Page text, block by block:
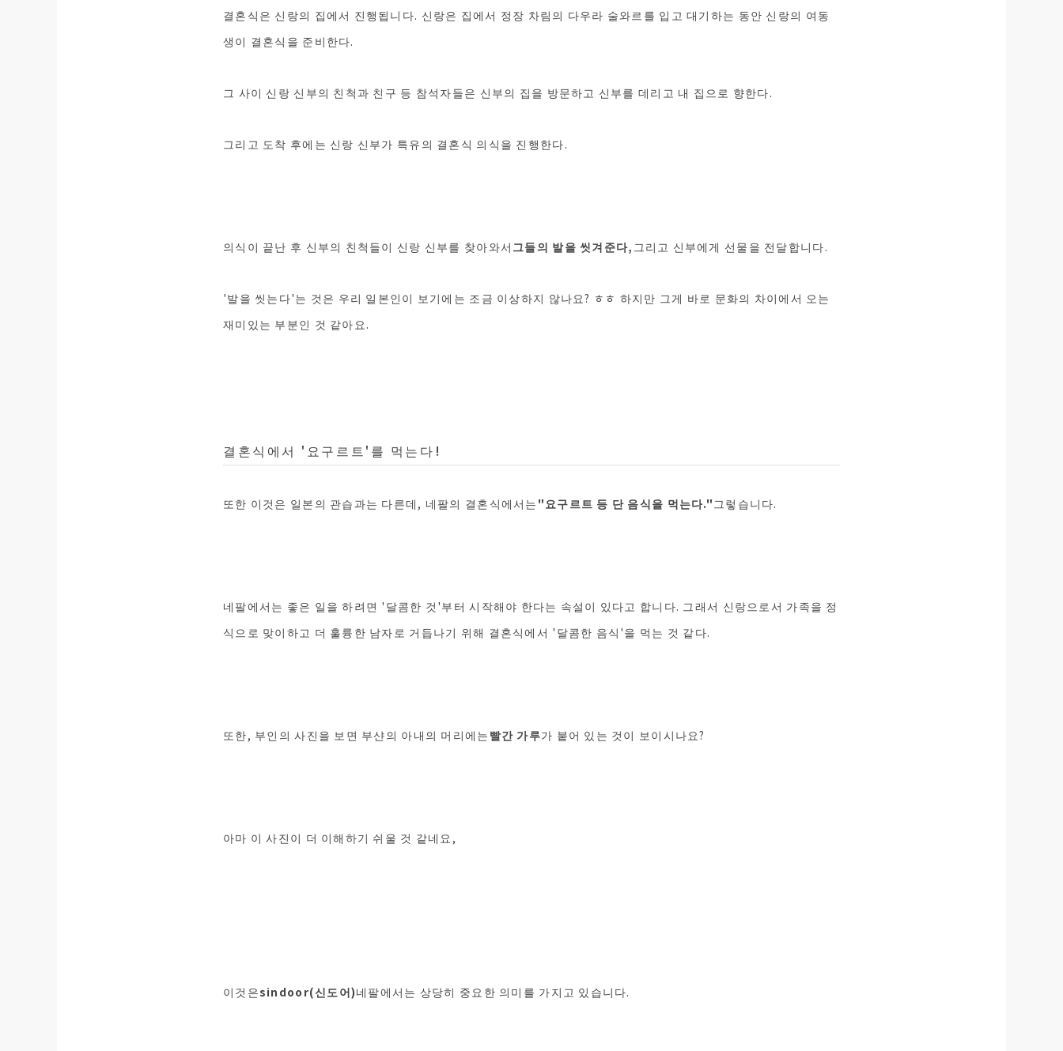
결혼식은 신랑의 집에서 진행됩니다. 신랑은 집에서 정장 차림의 다우라 술와르를 입고 대기하는 동안 신랑의 여동
생이 결혼식을 준비한다.
그 사이 신랑 신부의 친척과 친구 등 참석자들은 신부의 집을 방문하고 신부를 데리고 내 집으로 향한다.
그리고 도착 후에는 신랑 신부가 특유의 결혼식 의식을 진행한다.
의식이 끝난 후 신부의 친척들이 신랑 신부를 찾아와서 그들의 발을 씻겨준다, 그리고 신부에게 선물을 전달합니다.
'발을 씻는다'는 것은 우리 일본인이 보기에는 조금 이상하지 않나요? ㅎㅎ 하지만 그게 바로 문화의 차이에서 오는
재미있는 부분인 것 같아요.
결혼식에서 '요구르트'를 먹는다!
또한 이것은 일본의 관습과는 다른데, 네팔의 결혼식에서는 "요구르트 등 단 음식을 먹는다."그렇습니다.
네팔에서는 좋은 일을 하려면 '달콤한 것'부터 시작해야 한다는 속설이 있다고 합니다. 그래서 신랑으로서 가족을 정
식으로 맞이하고 더 훌륭한 남자로 거듭나기 위해 결혼식에서 '달콤한 음식'을 먹는 것 같다.
또한, 부인의 사진을 보면 부샨의 아내의 머리에는 빨간 가루가 붙어 있는 것이 보이시나요?
아마 이 사진이 더 이해하기 쉬울 것 같네요,
이것은sindoor(신도어)네팔에서는 상당히 중요한 의미를 가지고 있습니다.